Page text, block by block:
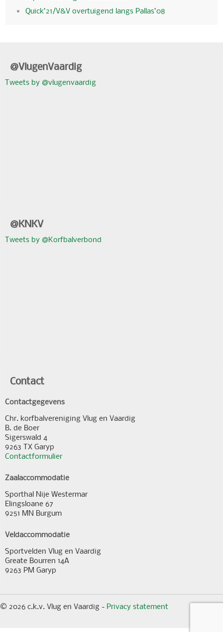
Quick’21/V&V overtuigend langs Pallas’08
@VlugenVaardig
Tweets by @vlugenvaardig
@KNKV
Tweets by @Korfbalverbond
Contact
Contactgegevens
Chr. korfbalvereniging Vlug en Vaardig
B. de Boer
Sigerswald 4
9263 TX Garyp
Contactformulier
Zaalaccommodatie
Sporthal Nije Westermar
Elingsloane 67
9251 MN Burgum
Veldaccommodatie
Sportvelden Vlug en Vaardig
Greate Bourren 14A
9263 PM Garyp
© 2026 c.k.v. Vlug en Vaardig - Privacy statement